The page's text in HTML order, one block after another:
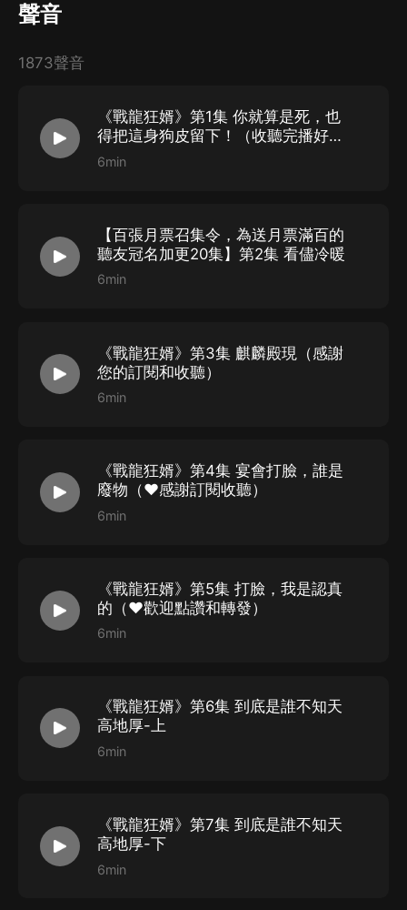
聲音
1873聲音
《戰龍狂婿》第1集 你就算是死，也
得把這身狗皮留下！（收聽完播好評
專輯領好禮）
6min
【百張月票召集令，為送月票滿百的
聽友冠名加更20集】第2集 看儘冷暖
6min
《戰龍狂婿》第3集 麒麟殿現（感謝
您的訂閱和收聽）
6min
《戰龍狂婿》第4集 宴會打臉，誰是
廢物（❤感謝訂閱收聽）
6min
《戰龍狂婿》第5集 打臉，我是認真
的（❤歡迎點讚和轉發）
6min
《戰龍狂婿》第6集 到底是誰不知天
高地厚-上
6min
《戰龍狂婿》第7集 到底是誰不知天
高地厚-下
6min